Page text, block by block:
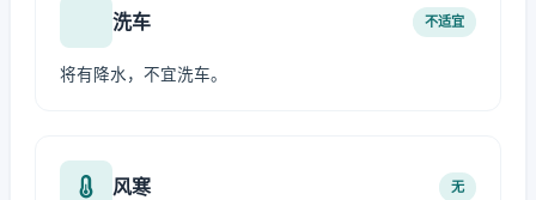
洗车 不适宜
将有降水，不宜洗车。
风寒 无